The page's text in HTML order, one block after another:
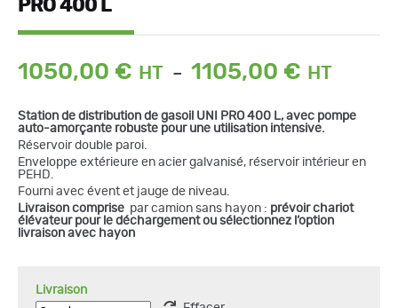
PRO 400 L
1050,00 € – 1105,00 €
Plage
Station de distribution de gasoil UNI PRO 400 L, avec pompe
auto-amorçante robuste pour une utilisation intensive.
Réservoir double paroi.
Enveloppe extérieure en acier galvanisé, réservoir intérieur en
PEHD.
Fourni avec évent et jauge de niveau.
Livraison comprise par camion sans hayon : prévoir chariot
élévateur pour le déchargement ou sélectionnez l’option
livraison avec hayon
Livraison
quantité
de
Station
400